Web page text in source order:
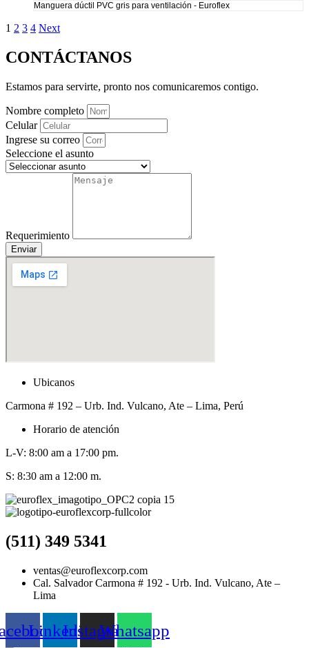
Manguera dúctil PVC gris para ventilación - Euroflex
1 2 3 4 Next
CONTÁCTANOS
Estamos para servirte, pronto nos comunicaremos contigo.
Nombre completo
Celular
Ingrese su correo
Seleccione el asunto
Requerimiento
Enviar
Ubicanos
Carmona # 192 – Urb. Ind. Vulcano, Ate – Lima, Perú
Horario de atención
L-V: 8:00 am a 17:00 pm.
S: 8:30 am a 12:00 m.
(511) 349 5341
ventas@euroflexcorp.com
Cal. Salvador Carmona # 192 - Urb. Ind. Vulcano, Ate –
Lima
LinkedinInstagramWhatsapp